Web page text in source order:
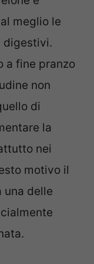
meglio le
digestivi.
a fine pranzo
non
di
la
nei
motivo il
una delle